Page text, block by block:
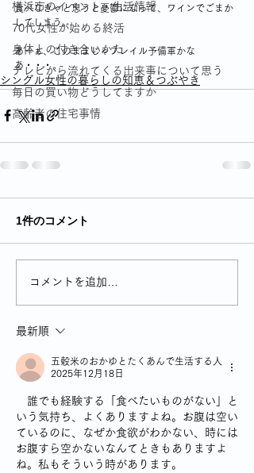
横浜市のイベント・生活情報
70代女性が始める終活
身体との付き合いかた
テレビから流れてくる出来事について思う
毎日の買い物どうしてますか
高齢者の住宅事情
食べなきゃと思うと憂鬱になって、ワインでごまか
してしまう。
あーぁ、このままじゃフレイル予備軍かな
あ・・・。
シングル女性の暮らしの知恵＆つぶやき
1件のコメント
コメントを追加…
最新順
五穀米のおかゆとたくあんで生活する人
2025年12月18日
誰でも経験する「食べたいものがない」と
いう気持ち、よくありますよね。お腹は空い
ているのに、なぜか食欲がわかない、時には
お腹すら空かないなんてときもありますよ
ね。私もそういう時があります。